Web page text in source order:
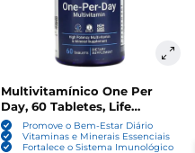
Multivitamínico One Per
Day, 60 Tabletes, Life
Extension
Promove o Bem-Estar Diário
Vitaminas e Minerais Essenciais
Fortalece o Sistema Imunológico